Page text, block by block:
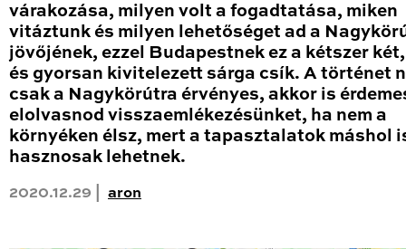
várakozása, milyen volt a fogadtatása, miken
vitáztunk és milyen lehetőséget ad a
jövőjének, ezzel Budapestnek ez a kétszer
és gyorsan kivitelezett sárga csík. A történet
csak a Nagykörútra érvényes, akkor is
elolvasnod visszaemlékezésünket, ha nem a
környéken élsz, mert a tapasztalatok máshol
hasznosak lehetnek.
2020.12.29 | aron